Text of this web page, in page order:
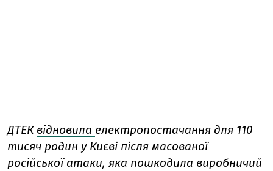
ДТЕК відновила електропостачання для 110
тисяч родин у Києві після масованої
російської атаки, яка пошкодила виробничий